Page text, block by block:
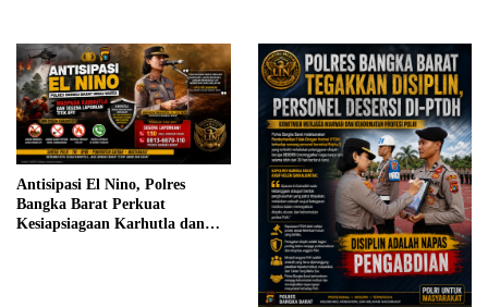
Antisipasi El Nino, Polres
Bangka Barat Perkuat
Kesiapsiagaan Karhutla dan